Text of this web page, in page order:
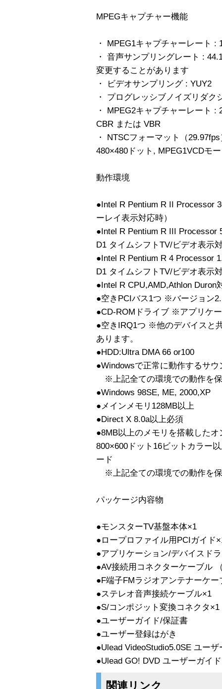
MPEGキャプチャー機能
・ MPEG1キャプチャーレート
・ 音声サンプリングレート :
変更することがあります
・ ビデオサンプリング : YUY2
・ プログレッシブノイズリダク
・ MPEG2キャプチャーレート
CBR または VBR
・ NTSCフォーマット（
480×480ドット, MPEG1VCD
動作環境
●Intel R Pentium R II Processor
ーレイ表示対応時）
●Intel R Pentium R III Processor
D1 タイムシフトTV/ビデオ表示
●Intel R Pentium R 4 Processor
D1 タイムシフトTV/ビデオ表示
●Intel R CPU,AMD,Athlon Duron
●空きPCIバス1つ ※バージョン
●CD-ROMドライブ ※アプリケ
●空きIRQ1つ ※他のデバイスと
あります。
●HDD:Ultra DMA 66 or100
●Windowsで正常に動作するサウ
※上記全ての環境での動作を
●Windows 98SE, ME, 2000,XP
●メインメモリ128MB以上
●Direct X 8.0a以上必須
●8MB以上のメモリを搭載した
800×600ドット16ビットカラー
ード
※上記全ての環境での動作を
パッケージ内容物
●モンスターTV基盤本体×1
●ロープロファイル用PCIガイド
●アプリケーション/デバイスド
●AV接続用コネクターケーブル
●F端子FMラジオアンテナーケー
●ステレオ音声接続ケーブル×1
●S/コンポジット変換コネクタ×1
●ユーザーガイド/保証書
●ユーザー登録はがき
●Ulead VideoStudio5.0SE ユーザ
●Ulead GO! DVD ユーザーガイド
関連リンク